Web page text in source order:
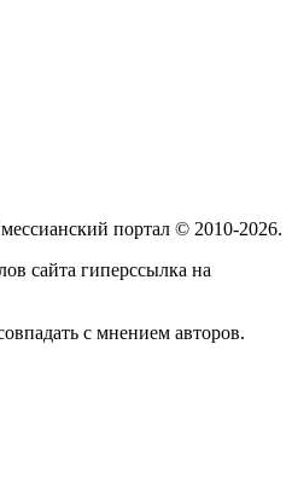
портал © 2010-2026.
сайта гиперссылка на
с мнением авторов.